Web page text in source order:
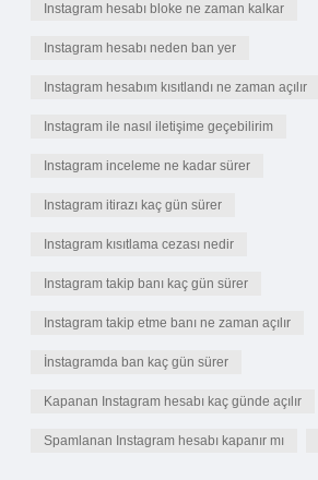
Instagram hesabı bloke ne zaman kalkar
Instagram hesabı neden ban yer
Instagram hesabım kısıtlandı ne zaman açılır
Instagram ile nasıl iletişime geçebilirim
Instagram inceleme ne kadar sürer
Instagram itirazı kaç gün sürer
Instagram kısıtlama cezası nedir
Instagram takip banı kaç gün sürer
Instagram takip etme banı ne zaman açılır
İnstagramda ban kaç gün sürer
Kapanan Instagram hesabı kaç günde açılır
Spamlanan Instagram hesabı kapanır mı